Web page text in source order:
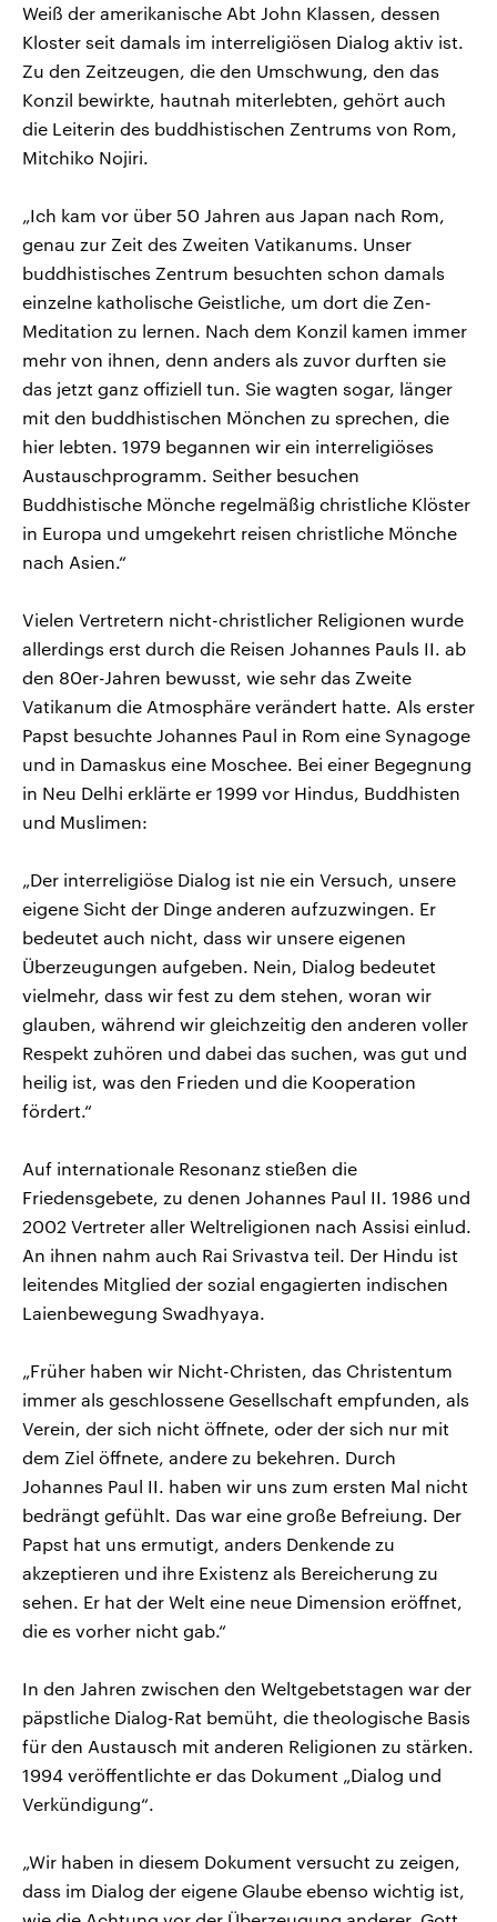
Weiß der amerikanische Abt John Klassen, dessen
Kloster seit damals im interreligiösen Dialog aktiv ist.
Zu den Zeitzeugen, die den Umschwung, den das
Konzil bewirkte, hautnah miterlebten, gehört auch
die Leiterin des buddhistischen Zentrums von Rom,
Mitchiko Nojiri.
„Ich kam vor über 50 Jahren aus Japan nach Rom,
genau zur Zeit des Zweiten Vatikanums. Unser
buddhistisches Zentrum besuchten schon damals
einzelne katholische Geistliche, um dort die Zen-
Meditation zu lernen. Nach dem Konzil kamen immer
mehr von ihnen, denn anders als zuvor durften sie
das jetzt ganz offiziell tun. Sie wagten sogar, länger
mit den buddhistischen Mönchen zu sprechen, die
hier lebten. 1979 begannen wir ein interreligiöses
Austauschprogramm. Seither besuchen
Buddhistische Mönche regelmäßig christliche Klöster
in Europa und umgekehrt reisen christliche Mönche
nach Asien.“
Vielen Vertretern nicht-christlicher Religionen wurde
allerdings erst durch die Reisen Johannes Pauls II. ab
den 80er-Jahren bewusst, wie sehr das Zweite
Vatikanum die Atmosphäre verändert hatte. Als erster
Papst besuchte Johannes Paul in Rom eine Synagoge
und in Damaskus eine Moschee. Bei einer Begegnung
in Neu Delhi erklärte er 1999 vor Hindus, Buddhisten
und Muslimen:
„Der interreligiöse Dialog ist nie ein Versuch, unsere
eigene Sicht der Dinge anderen aufzuzwingen. Er
bedeutet auch nicht, dass wir unsere eigenen
Überzeugungen aufgeben. Nein, Dialog bedeutet
vielmehr, dass wir fest zu dem stehen, woran wir
glauben, während wir gleichzeitig den anderen voller
Respekt zuhören und dabei das suchen, was gut und
heilig ist, was den Frieden und die Kooperation
fördert.“
Auf internationale Resonanz stießen die
Friedensgebete, zu denen Johannes Paul II. 1986 und
2002 Vertreter aller Weltreligionen nach Assisi einlud.
An ihnen nahm auch Rai Srivastva teil. Der Hindu ist
leitendes Mitglied der sozial engagierten indischen
Laienbewegung Swadhyaya.
„Früher haben wir Nicht-Christen, das Christentum
immer als geschlossene Gesellschaft empfunden, als
Verein, der sich nicht öffnete, oder der sich nur mit
dem Ziel öffnete, andere zu bekehren. Durch
Johannes Paul II. haben wir uns zum ersten Mal nicht
bedrängt gefühlt. Das war eine große Befreiung. Der
Papst hat uns ermutigt, anders Denkende zu
akzeptieren und ihre Existenz als Bereicherung zu
sehen. Er hat der Welt eine neue Dimension eröffnet,
die es vorher nicht gab.“
In den Jahren zwischen den Weltgebetstagen war der
päpstliche Dialog-Rat bemüht, die theologische Basis
für den Austausch mit anderen Religionen zu stärken.
1994 veröffentlichte er das Dokument „Dialog und
Verkündigung“.
„Wir haben in diesem Dokument versucht zu zeigen,
dass im Dialog der eigene Glaube ebenso wichtig ist,